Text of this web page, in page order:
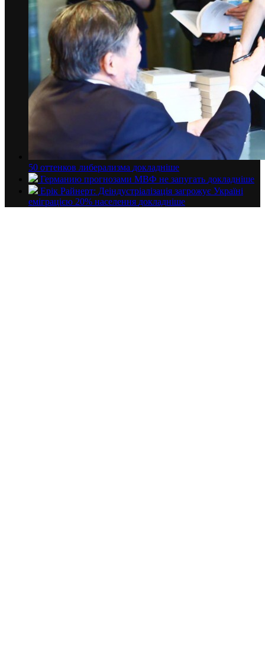
50 оттенков либерализма докладнiше
Германию прогнозами МВФ не запугать докладнiше
Ерік Райнерт: Деіндустріалізація загрожує Україні
еміграцією 20% населення докладнiше